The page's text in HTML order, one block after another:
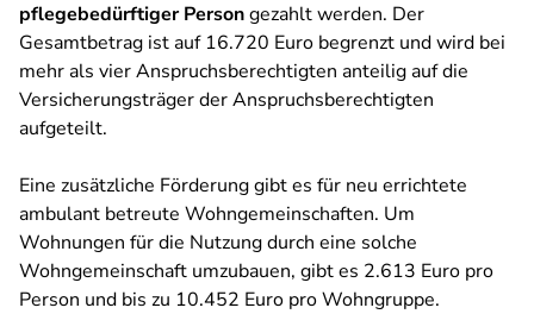
pflegebedürftiger Persongezahlt werden. Der
Gesamtbetrag ist auf 16.720 Euro begrenzt und wird bei
mehr als vier Anspruchsberechtigten anteilig auf die
Versicherungsträger der Anspruchsberechtigten
aufgeteilt.
Eine zusätzliche Förderung gibt es für neu errichtete
ambulant betreute Wohngemeinschaften. Um
Wohnungen für die Nutzung durch eine solche
Wohngemeinschaft umzubauen, gibt es 2.613 Euro pro
Person und bis zu 10.452 Euro pro Wohngruppe.